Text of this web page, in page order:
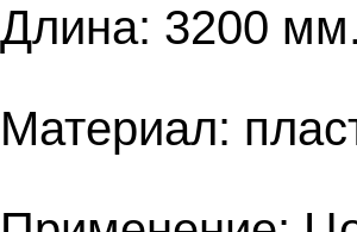
Длина: 3200 мм.
Материал: